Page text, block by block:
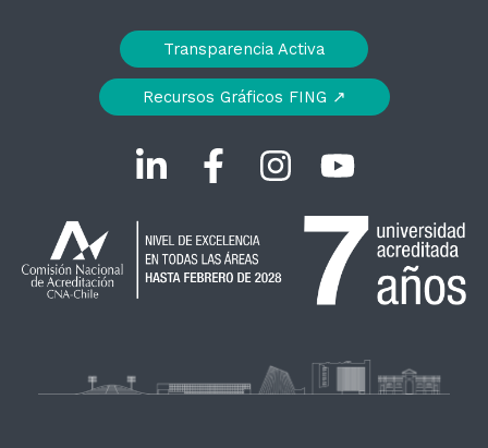
Transparencia Activa
Recursos Gráficos FING ↗︎